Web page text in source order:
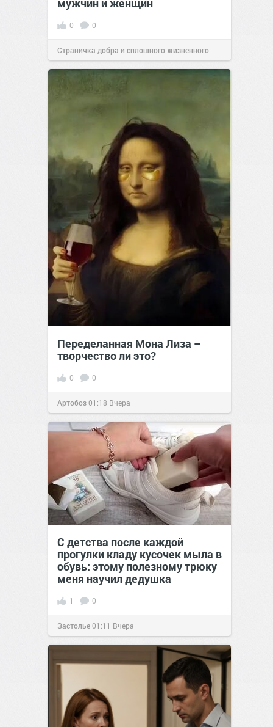
мужчин и женщин
0 0
Страничка добра и сплошного жизненного
позитива!00:28Вчера
Переделанная Мона Лиза –
творчество ли это?
0 0
Артобоз01:18 Вчера
С детства после каждой
прогулки кладу кусочек мыла в
обувь: этому полезному трюку
меня научил дедушка
1 0
Застолье01:11 Вчера